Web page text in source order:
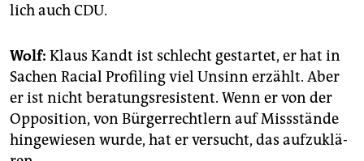
lich auch CDU.
Wolf: Klaus Kandt ist schlecht ge­star­tet, er hat in
Sa­chen Ra­ci­al Pro­filing viel Un­sinn er­zählt. Aber
er ist nicht be­ra­tungs­re­sis­tent. Wenn er von der
Op­po­si­ti­on, von Bür­ger­recht­lern auf Mis­sstän­de
hin­ge­wie­sen wurde, hat er ver­sucht, das auf­zu­klä­